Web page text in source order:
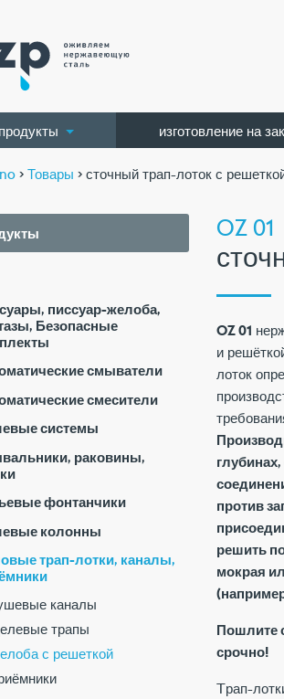
продукты изготовление на
> Товары > сточный трап-лоток с
писсуар-желоба,
Безопасные
смыватели
смесители
системы
раковины,
фонтанчики
колонны
трап-лотки, каналы,
каналы
трапы
с решеткой
OZ 01
OZ 01
и
лоток
против
решить
мокрая
Пошлите
срочно!
Tрап-